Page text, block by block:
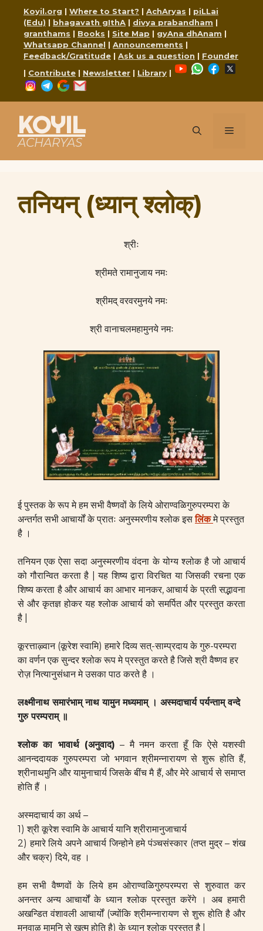
content
Koyil.org | Where to Start? | AchAryas | piLLai
(Edu) | bhagavath gIthA | divya prabandham |
granthams | Books | Site Map | gyAna dhAnam |
Whatsapp Channel | Announcements |
Feedback/Gratitude | Ask us a question | Founder
| Contribute | Newsletter | Library |
YouTubeWhatsApp
Facebook
Instagram
Telegram
Google
KOYIL
ACHARYAS
Menu
तनियन् (ध्यान् श्लोक्)
श्रीः
श्रीमते रामानुजाय नमः
श्रीमद् वरवरमुनये नमः
श्री वानाचलमहामुनये नमः
ई पुस्तक के रूप मे हम सभी वैष्णवों के लिये ओराण्वळिगुरुपरम्परा के
अन्तर्गत सभी आचार्यों के प्रातः अनुस्मरणीय श्लोक इसलिंक मे प्रस्तुत
है ।
तनियन एक ऐसा सदा अनुस्मरणीय वंदना के योग्य श्लोक है जो आचार्य
को गौरान्वित करता है | यह शिष्य द्वारा विरचित या जिसकी रचना एक
शिष्य करता है और आचार्य का आभार मानकर, आचार्य के प्रती सद्भावना
से और कृतज्ञ होकर यह श्लोक आचार्य को समर्पित और प्रस्तुत करता
है |
कूरत्ताऴ्वान (कूरेश स्वामि) हमारे दिव्य सत्-साम्प्रदाय के गुरु-परम्परा
का वर्णन एक सुन्दर श्लोक रूप मे प्रस्तुत करते है जिसे श्री वैष्णव हर
रोज़ नित्यानुसंधान मे उसका पाठ करते है ।
लक्ष्मीनाथ समारंभाम् नाथ यामुन मध्यमाम् । अस्मदाचार्य पर्यन्ताम् वन्दे
गुरु परम्पराम् ॥
श्लोक का भावार्थ (अनुवाद) – मै नमन करता हूँ कि ऐसे यशस्वी
आनन्ददायक गुरुपरम्परा जो भगवान श्रीमन्नारायण से शुरू होति हैं,
श्रीनाथमुनि और यामुनाचार्य जिसके बींच मै हैं, और मेरे आचार्य से समाप्त
होति हैं ।
अस्मदाचार्य का अर्थ –
1) श्री कूरेश स्वामि के आचार्य यानि श्रीरामानुजाचार्य
2) हमारे लिये अपने आचार्य जिन्होने हमे पंञ्चसंस्कार (तप्त मुद्र – शंख
और चक्र) दिये, वह ।
हम सभी वैष्णवों के लिये हम ओराण्वळिगुरुपरम्परा से शुरुवात कर
अनन्तर अन्य आचार्यों के ध्यान श्लोक प्रस्तुत करेंगे । अब हमारी
अखन्डित वंशावली आचार्यों (ज्योंकि श्रीमन्नारायण से शुरू होति है और
मनवाळ मामुनि से खत्म होति है) के ध्यान श्लोक प्रस्तुत है |